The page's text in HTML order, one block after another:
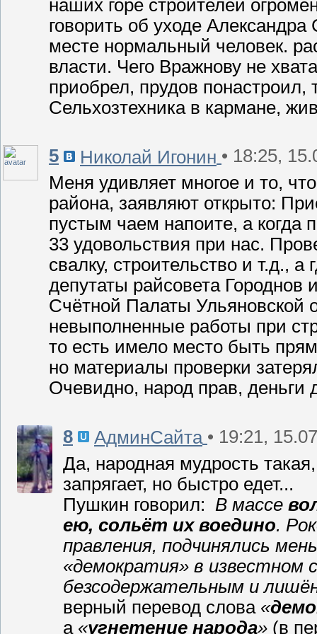
наших горе строителей
говорить об уходе
месте нормальный человек.
власти. Чего Вражнову не
приобрел, прудов понастроил,
Сельхозтехника в кармане,
5 Николай Игонин • 18:25,
Меня удивляет многое и то,
района, заявляют открыто:
пустым чаем напоите, а когда
33 удовольствия при нас.
свалку, строительство и т.д., а
депутаты райсовета
Счётной Палаты Ульяновской
невыполненные работы при
то есть имело место быть
но материалы проверки
Очевидно, народ прав, деньги
8 АдминСайта • 19:21,
Да, народная мудрость
запрягает, но быстро едет...
Пушкин говорил: В массе
ею, сольёт их воедино.
правления, подчинялись
«демократия» в известном
безсодержательным и
верный перевод слова «
а «угнетение народа» (в